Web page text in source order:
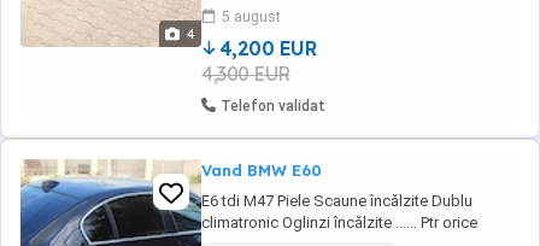
4
Climatronic Navigatie color Interior piele
Comenzi volan Modelul ...
5 august
4,200 EUR
4,300 EUR
Telefon validat
Vand BMW E60
E6 tdi M47 Piele Scaune încălzite Dublu
climatronic Oglinzi încălzite ...... Ptr orice